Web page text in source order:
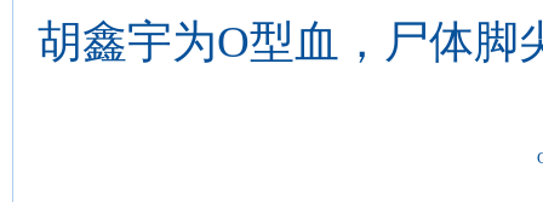
胡鑫宇为O型血，尸体脚